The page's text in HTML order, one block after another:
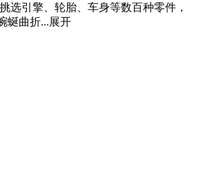
选引擎、轮胎、车身等数百种零件，
蜒曲折...展开